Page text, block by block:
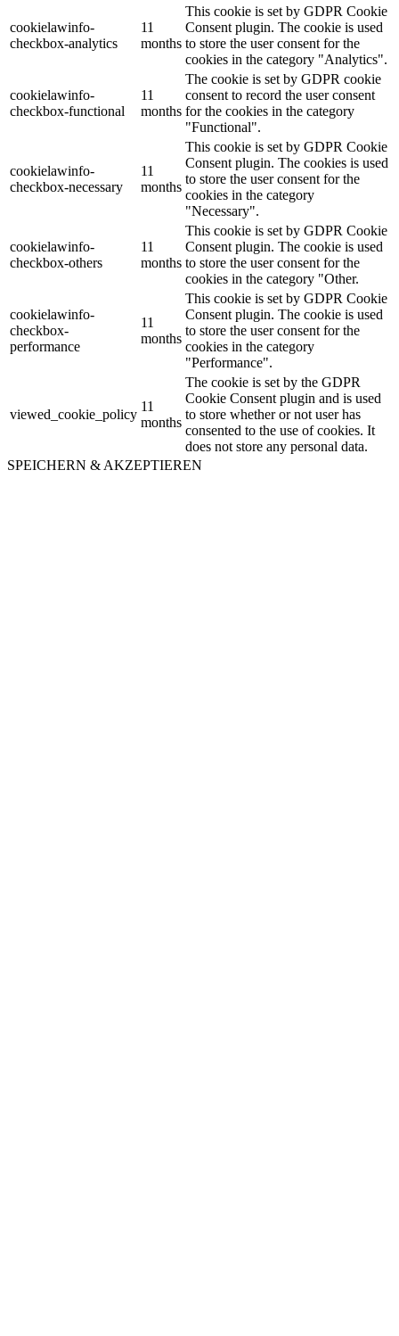
cookielawinfo-
checkbox-analytics
11
months
This cookie is set by GDPR Cookie
Consent plugin. The cookie is used
to store the user consent for the
cookies in the category "Analytics".
cookielawinfo-
checkbox-functional
11
months
The cookie is set by GDPR cookie
consent to record the user consent
for the cookies in the category
"Functional".
cookielawinfo-
checkbox-necessary
11
months
This cookie is set by GDPR Cookie
Consent plugin. The cookies is used
to store the user consent for the
cookies in the category
"Necessary".
cookielawinfo-
checkbox-others
11
months
This cookie is set by GDPR Cookie
Consent plugin. The cookie is used
to store the user consent for the
cookies in the category "Other.
cookielawinfo-
checkbox-
performance
11
months
This cookie is set by GDPR Cookie
Consent plugin. The cookie is used
to store the user consent for the
cookies in the category
"Performance".
viewed_cookie_policy
11
months
The cookie is set by the GDPR
Cookie Consent plugin and is used
to store whether or not user has
consented to the use of cookies. It
does not store any personal data.
SPEICHERN & AKZEPTIEREN